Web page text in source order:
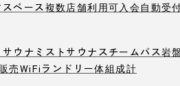
スペース複数店舗利用可入会自動受
サウナ ミストサウナ スチームバス岩
売WiFi ランドリー体組成計